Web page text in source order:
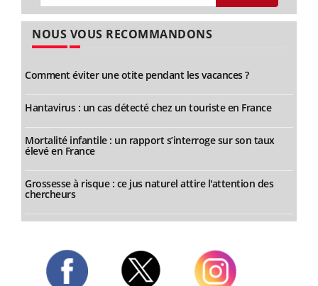
NOUS VOUS RECOMMANDONS
Comment éviter une otite pendant les vacances ?
Hantavirus : un cas détecté chez un touriste en France
Mortalité infantile : un rapport s’interroge sur son taux
élevé en France
Grossesse à risque : ce jus naturel attire l'attention des
chercheurs